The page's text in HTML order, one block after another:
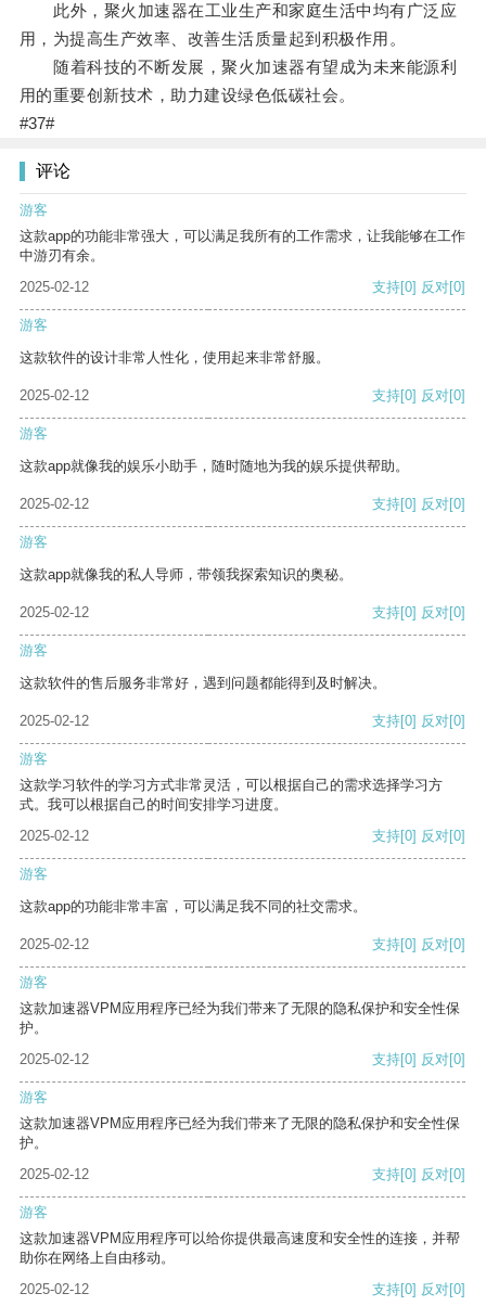
此外，聚火加速器在工业生产和家庭生活中均有广泛应
用，为提高生产效率、改善生活质量起到积极作用。
随着科技的不断发展，聚火加速器有望成为未来能源利
用的重要创新技术，助力建设绿色低碳社会。
#37#
评论
游客
这款app的功能非常强大，可以满足我所有的工作需求，让我能够在工作
中游刃有余。
2025-02-12
支持[0] 反对[0]
游客
这款软件的设计非常人性化，使用起来非常舒服。
2025-02-12 支持[0] 反对[0]
游客
这款app就像我的娱乐小助手，随时随地为我的娱乐提供帮助。
2025-02-12 支持[0] 反对[0]
游客
这款app就像我的私人导师，带领我探索知识的奥秘。
2025-02-12 支持[0] 反对[0]
游客
这款软件的售后服务非常好，遇到问题都能得到及时解决。
2025-02-12 支持[0] 反对[0]
游客
这款学习软件的学习方式非常灵活，可以根据自己的需求选择学习方
式。我可以根据自己的时间安排学习进度。
2025-02-12
支持[0] 反对[0]
游客
这款app的功能非常丰富，可以满足我不同的社交需求。
2025-02-12 支持[0] 反对[0]
游客
这款加速器VPM应用程序已经为我们带来了无限的隐私保护和安全性保
护。
2025-02-12
支持[0] 反对[0]
游客
这款加速器VPM应用程序已经为我们带来了无限的隐私保护和安全性保
护。
2025-02-12
支持[0] 反对[0]
游客
这款加速器VPM应用程序可以给你提供最高速度和安全性的连接，并帮
助你在网络上自由移动。
2025-02-12
支持[0] 反对[0]